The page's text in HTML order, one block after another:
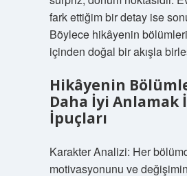
fark ettiğim bir detay ise
Böylece hikâyenin
içinden doğal bir akışla
Hikâyenin
Daha İyi Anlamak
İpuçları
Karakter Analizi: Her
motivasyonunu ve